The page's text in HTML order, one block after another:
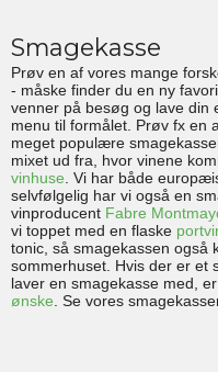
Smagekasse
Prøv en af vores mange
- måske finder du en ny
venner på besøg og lave din
menu til formålet. Prøv fx en
meget populære
mixet ud fra, hvor vinene
vinhuse . Vi har både
selvfølgelig har vi også en
vinproducent Fabre
vi toppet med en flaske
tonic, så smagekassen
sommerhuset. Hvis der er et
laver en smagekasse med,
ønske . Se vores